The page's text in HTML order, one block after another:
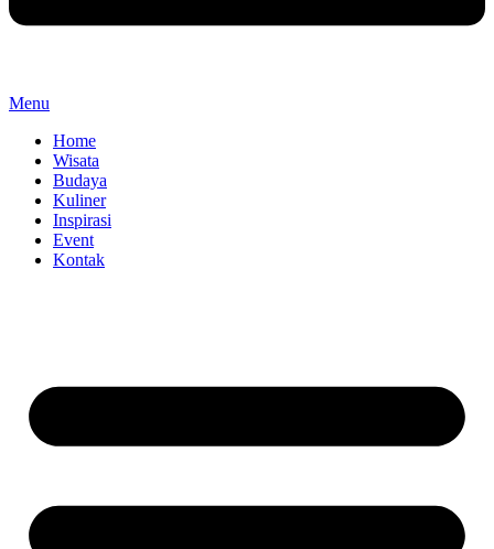
Menu
Home
Wisata
Budaya
Kuliner
Inspirasi
Event
Kontak